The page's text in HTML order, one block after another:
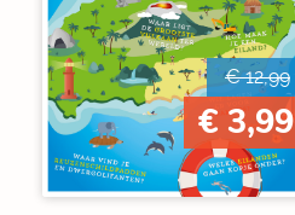
€ 12,99
€ 3,99